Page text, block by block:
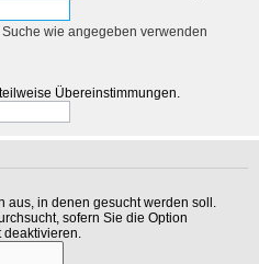
wie angegeben verwenden
Übereinstimmungen.
aus, in denen gesucht werden soll.
sofern Sie die Option
deaktivieren.